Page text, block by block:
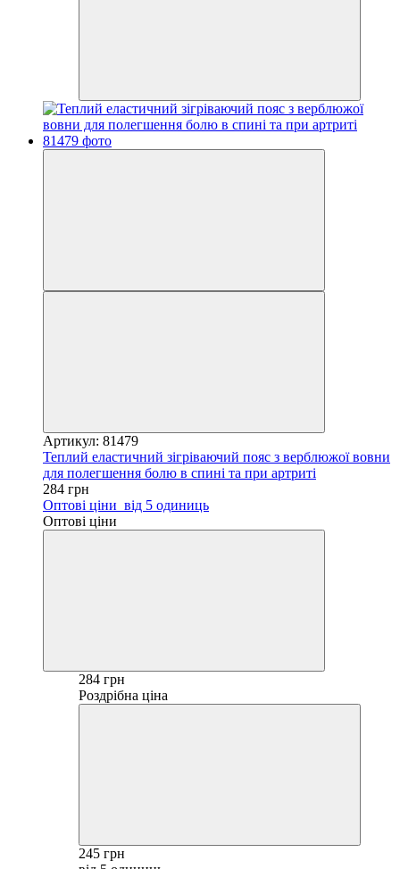
Артикул: 81479
Теплий еластичний зігріваючий пояс з верблюжої вовни
для полегшення болю в спині та при артриті
284 грн
Оптові ціни від 5 одиниць
Оптові ціни
284 грн
Роздрібна ціна
245 грн